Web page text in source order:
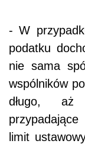
- W
podatku
nie sama
wspólników
długo, aż
limit